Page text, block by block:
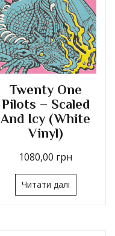
Twenty One
Pilots – Scaled
And Icy (White
Vinyl)
1080,00 грн
Читати далі